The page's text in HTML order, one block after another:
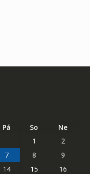
Pá So
Ne
1
2
7 8
9
14 15
16